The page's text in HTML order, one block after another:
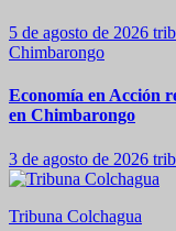
5 de agosto de 2026
Chimbarongo
Economía en Acción
en Chimbarongo
3 de agosto de 2026
Tribuna Colchagua